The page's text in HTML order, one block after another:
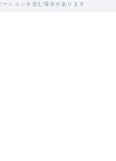
ーションを含む場合があります